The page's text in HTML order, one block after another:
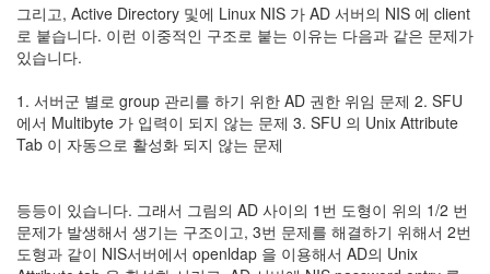
그리고, Active Directory 및에 Linux NIS 가 AD 서버의 NIS 에 client
로 붙습니다. 이런 이중적인 구조로 붙는 이유는 다음과 같은 문제가
있습니다.
1. 서버군 별로 group 관리를 하기 위한 AD 권한 위임 문제 2. SFU
에서 Multibyte 가 입력이 되지 않는 문제 3. SFU 의 Unix Attribute
Tab 이 자동으로 활성화 되지 않는 문제
등등이 있습니다. 그래서 그림의 AD 사이의 1번 도형이 위의 1/2 번
문제가 발생해서 생기는 구조이고, 3번 문제를 해결하기 위해서 2번
도형과 같이 NIS서버에서 openldap 을 이용해서 AD의 Unix